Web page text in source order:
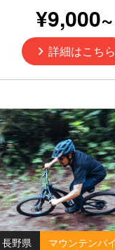
¥9,000~
詳細はこちら
長野県